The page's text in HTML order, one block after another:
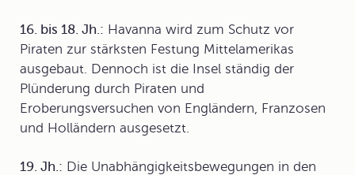
16. bis 18. Jh.: Havanna wird zum Schutz vor
Piraten zur stärksten Festung Mittelamerikas
ausgebaut. Dennoch ist die Insel ständig der
Plünderung durch Piraten und
Eroberungsversuchen von Engländern, Franzosen
und Holländern ausgesetzt.
19. Jh.: Die Unabhängigkeitsbewegungen in den